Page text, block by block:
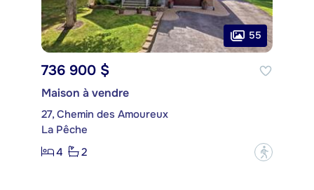
55
736 900 $
Maison à vendre
27, Chemin des Amoureux
La Pêche
4
2 ?